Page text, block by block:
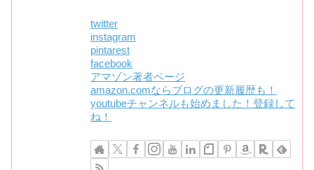
twitter
instagram
pintarest
facebook
アマゾン著者ページ
amazon.comならブログの更新履歴も！
youtubeチャンネルも始めました！登録して
ね！